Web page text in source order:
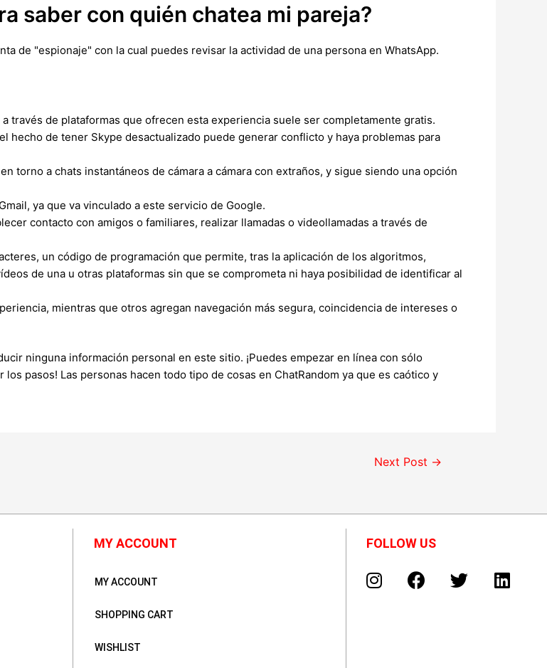
saber con quién chatea mi pareja?
de "espionaje" con la cual puedes revisar la actividad de una persona en WhatsApp.
través de plataformas que ofrecen esta experiencia suele ser completamente gratis.
hecho de tener Skype desactualizado puede generar conflicto y haya problemas para
torno a chats instantáneos de cámara a cámara con extraños, y sigue siendo una opción
ya que va vinculado a este servicio de Google.
contacto con amigos o familiares, realizar llamadas o videollamadas a través de
un código de programación que permite, tras la aplicación de los algoritmos,
de una u otras plataformas sin que se comprometa ni haya posibilidad de identificar al
mientras que otros agregan navegación más segura, coincidencia de intereses o
ninguna información personal en este sitio. ¡Puedes empezar en línea con sólo
pasos! Las personas hacen todo tipo de cosas en ChatRandom ya que es caótico y
Next Post →
MY ACCOUNT
MY ACCOUNT
SHOPPING CART
WISHLIST
FOLLOW US